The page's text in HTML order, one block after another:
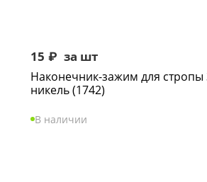
15 ₽ за шт
Наконечник-зажим для
никель (1742)
В наличии